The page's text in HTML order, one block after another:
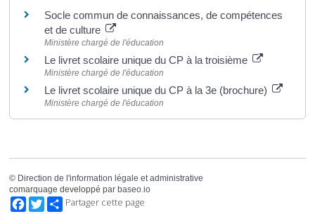
Socle commun de connaissances, de compétences
et de culture
Ministère chargé de l'éducation
Le livret scolaire unique du CP à la troisième
Ministère chargé de l'éducation
Le livret scolaire unique du CP à la 3e (brochure)
Ministère chargé de l'éducation
© Direction de l'information légale et administrative
comarquage developpé par baseo.io
Facebook
TwitterPartager cette page